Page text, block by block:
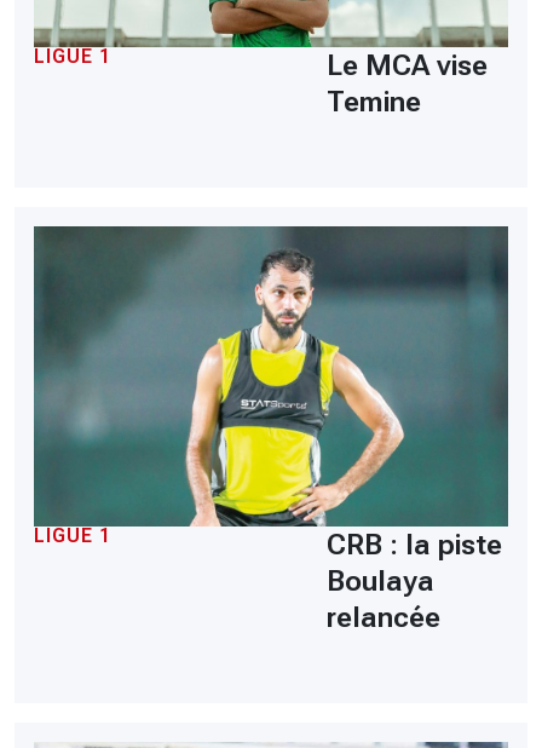
LIGUE 1
Le MCA vise
Temine
LIGUE 1
CRB : la piste
Boulaya
relancée